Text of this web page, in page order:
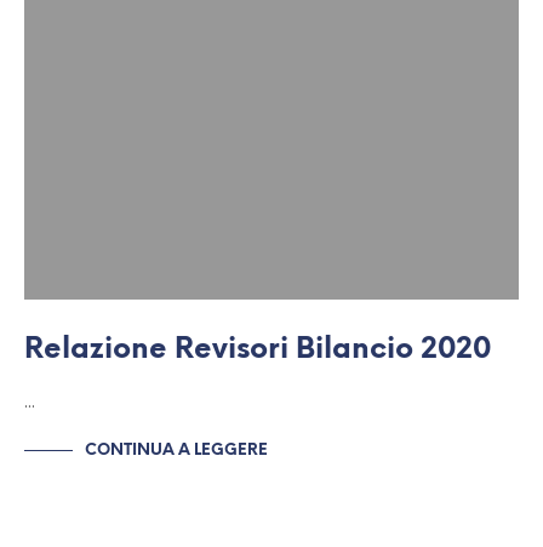
Relazione Revisori Bilancio 2020
…
CONTINUA A LEGGERE